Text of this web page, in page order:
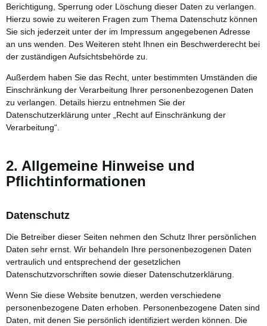
Berichtigung, Sperrung oder Löschung dieser Daten zu verlangen.
Hierzu sowie zu weiteren Fragen zum Thema Datenschutz können
Sie sich jederzeit unter der im Impressum angegebenen Adresse
an uns wenden. Des Weiteren steht Ihnen ein Beschwerderecht bei
der zuständigen Aufsichtsbehörde zu.
Außerdem haben Sie das Recht, unter bestimmten Umständen die
Einschränkung der Verarbeitung Ihrer personenbezogenen Daten
zu verlangen. Details hierzu entnehmen Sie der
Datenschutzerklärung unter „Recht auf Einschränkung der
Verarbeitung“.
2. Allgemeine Hinweise und
Pflichtinformationen
Datenschutz
Die Betreiber dieser Seiten nehmen den Schutz Ihrer persönlichen
Daten sehr ernst. Wir behandeln Ihre personenbezogenen Daten
vertraulich und entsprechend der gesetzlichen
Datenschutzvorschriften sowie dieser Datenschutzerklärung.
Wenn Sie diese Website benutzen, werden verschiedene
personenbezogene Daten erhoben. Personenbezogene Daten sind
Daten, mit denen Sie persönlich identifiziert werden können. Die